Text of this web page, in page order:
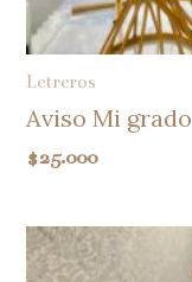
Letreros
Aviso Mi grado
$25.000